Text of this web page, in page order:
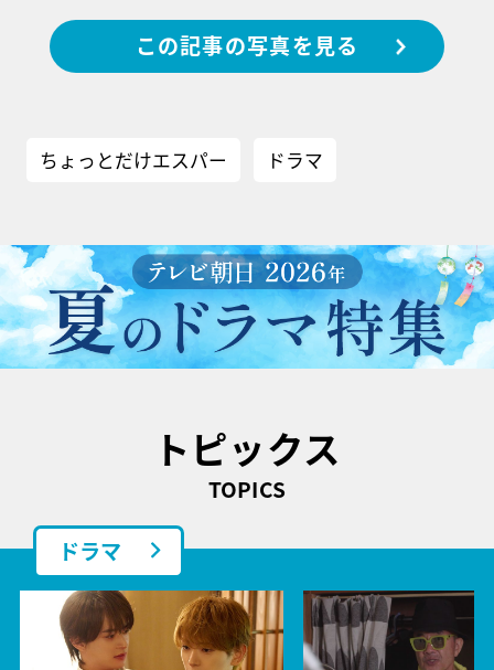
この記事の写真を見る
ちょっとだけエスパー ドラマ
トピックス
TOPICS
ドラマ